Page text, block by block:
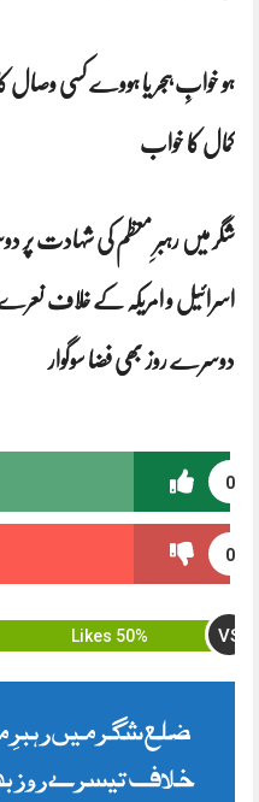
ہو خوابِ ہجر یا ہووے کسی وصال
کمال کا خواب
شگر میں رہبرِ معظم کی شہادت پر
اسرائیل و امریکہ کے خلاف
دوسرے روز بھی فضا سوگوار
0
0
50% Likes VS
ضلع شگر میں
خلاف تیسرے روز